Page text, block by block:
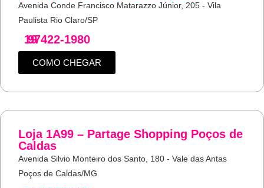
Avenida Conde Francisco Matarazzo Júnior, 205 - Vila
Paulista Rio Claro/SP
19
97422-1980
COMO CHEGAR
Loja 1A99 – Partage Shopping Poços de
Caldas
Avenida Silvio Monteiro dos Santo, 180 - Vale das Antas
Poços de Caldas/MG